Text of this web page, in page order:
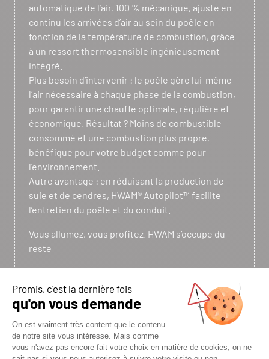
automatique de l’air, 100 % mécanique, ajuste en
continu les arrivées d’air au sein du poêle en
fonction de la température de combustion, grâce
à un ressort thermosensible ingénieusement
intégré.
Plus besoin d’intervenir : le poêle gère lui-même
l’air nécessaire à chaque phase de la combustion,
pour garantir une chauffe optimale, régulière et
économique. Résultat ? Moins de combustible
consommé et une combustion plus propre,
bénéfique pour votre budget comme pour
l’environnement.
Autre avantage : en réduisant la production de
suie et de cendres, HWAM® Autopilot™ facilite
l’entretien du poêle et du conduit.
Vous allumez, vous profitez. HWAM s’occupe du
reste